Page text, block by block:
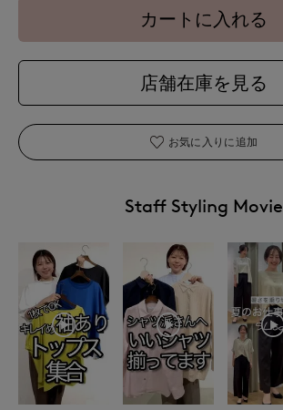
カートに入れる
店舗在庫を見る
お気に入りに追加
Staff Styling Movie